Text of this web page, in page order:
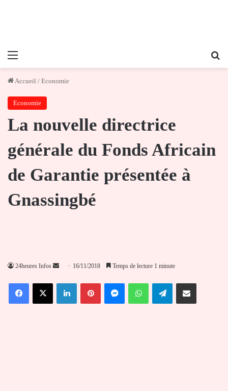
Menu
Accueil / Economie
Economie
La nouvelle directrice
générale du Fonds Africain
de Garantie présentée à
Gnassingbé
24heures Infos
Envoyer
courriel
16/11/2018 Temps de lecture 1 minute
FacebookX LinkedinPinterestMessengerWhatsAppTelegramPartager par email